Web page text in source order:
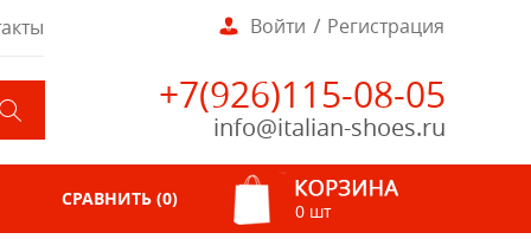
Войти Регистрация
+7(926)115-08-05
info@italian-shoes.ru
0 шт
СРАВНИТЬ (0)